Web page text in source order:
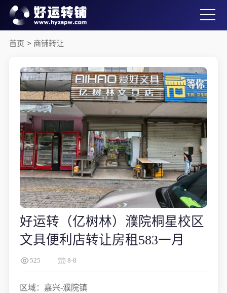
首页 > 商铺转让
好运转（亿树林）濮院桐星校区
文具便利店转让房租583一月
525 8-8
区域：嘉兴-濮院镇